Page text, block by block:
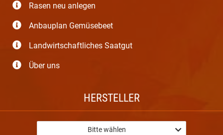
Rasen neu anlegen
Anbauplan Gemüsebeet
Landwirtschaftliches Saatgut
Über uns
HERSTELLER
Bitte wählen